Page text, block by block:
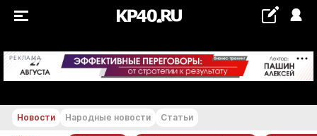
РЕКЛАМА +15...+16 °С
Новости Народные новости Статьи